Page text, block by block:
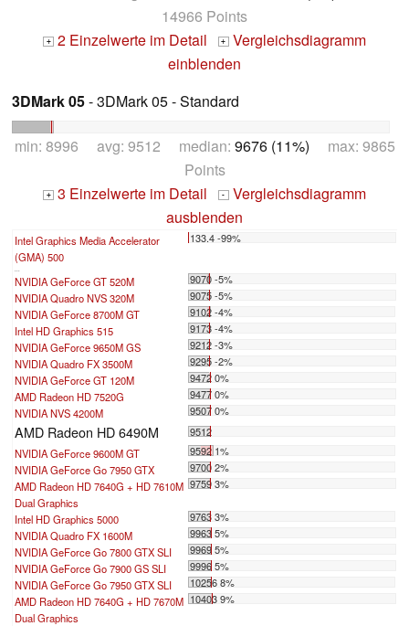
14966 Points
+ 2 Einzelwerte im Detail + Vergleichsdiagramm
einblenden
3DMark 05- 3DMark 05 - Standard
min: 8996 avg: 9512 median: 9676 (11%) max: 9865
Points
+ 3 Einzelwerte im Detail - Vergleichsdiagramm
ausblenden
Intel Graphics Media Accelerator
(GMA) 500
133.4 -99%
NVIDIA GeForce GT 520M
9070 -5%
NVIDIA Quadro NVS 320M
9075 -5%
NVIDIA GeForce 8700M GT
9102 -4%
Intel HD Graphics 515
9173 -4%
NVIDIA GeForce 9650M GS
9212 -3%
NVIDIA Quadro FX 3500M
9295 -2%
NVIDIA GeForce GT 120M
9472 0%
AMD Radeon HD 7520G
9477 0%
NVIDIA NVS 4200M
9507 0%
AMD Radeon HD 6490M
9512
NVIDIA GeForce 9600M GT
9592 1%
NVIDIA GeForce Go 7950 GTX
9700 2%
AMD Radeon HD 7640G + HD 7610M
Dual Graphics
9759 3%
Intel HD Graphics 5000
9763 3%
NVIDIA Quadro FX 1600M
9963 5%
NVIDIA GeForce Go 7800 GTX SLI
9969 5%
NVIDIA GeForce Go 7900 GS SLI
9996 5%
NVIDIA GeForce Go 7950 GTX SLI
10256 8%
AMD Radeon HD 7640G + HD 7670M
Dual Graphics
10403 9%